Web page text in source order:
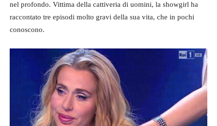
nel profondo. Vittima della cattiveria di uomini, la showgirl ha
raccontato tre episodi molto gravi della sua vita, che in pochi
conoscono.